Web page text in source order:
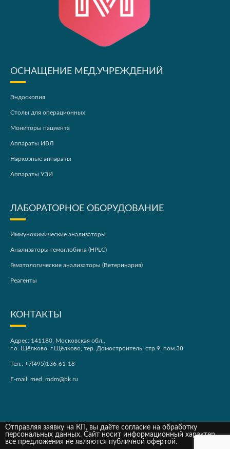
ОСНАЩЕНИЕ МЕД.УЧРЕЖДЕНИЙ
Эндоскопия
Столы для операционных
Мониторы пациента
Аппараты ИВЛ
Наркозные аппараты
Аппараты УЗИ
ЛАБОРАТОРНОЕ ОБОРУДОВАНИЕ
Иммунохимические анализаторы
Анализаторы гемоглобина (HPLC)
Гематологические анализаторы (Ветеринария)
Реагенты
КОНТАКТЫ
Адрес: 141180, Московская обл.,
г.о. Щёлково, г.Щёлково, тер. Домостроитель, стр.9, пом.38
Тел.: +7(495)136-61-18
E-mail: med_mdm@bk.ru
Отправляя заявку на КП, вы даёте согласие на обработку
персональных данных. Сайт носит информационный характер,
все предложения не являются публичной офертой.